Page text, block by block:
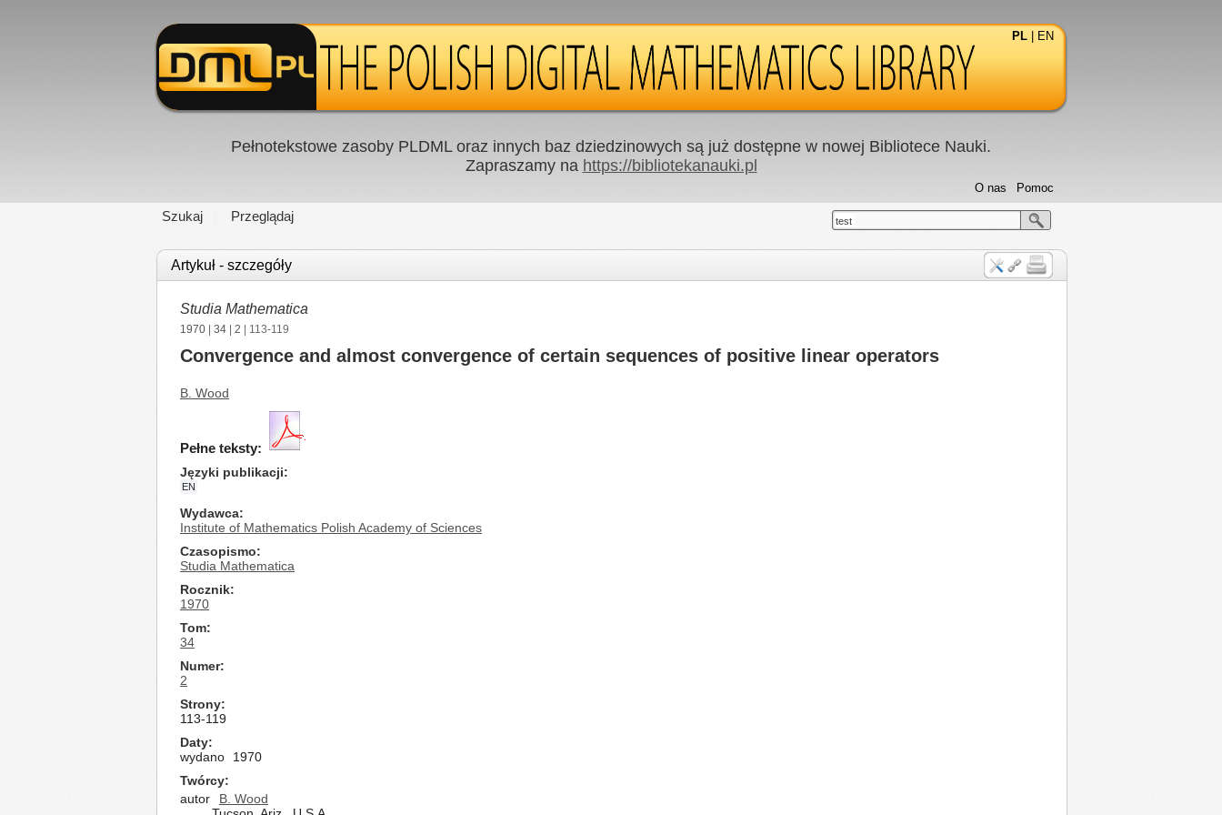
PL EN
Pełnotekstowe zasoby PLDML oraz innych baz dziedzinowych są już dostępne w nowej Bibliotece Nauki.
Zapraszamy na https://bibliotekanauki.pl
Szukaj Przeglądaj
Pomoc
O nas
test
Artykuł - szczegóły
Studia Mathematica
1970 34 2 | 113-119
Convergence and almost convergence of certain sequences of positive linear operators
B. Wood
Pełne teksty:
Języki publikacji
EN
Wydawca
Institute of Mathematics Polish Academy of Sciences
Czasopismo
Studia Mathematica
Rocznik
1970
Tom
34
Numer
2
Strony
113-119
Daty
wydano
1970
Twórcy
autor
B. Wood